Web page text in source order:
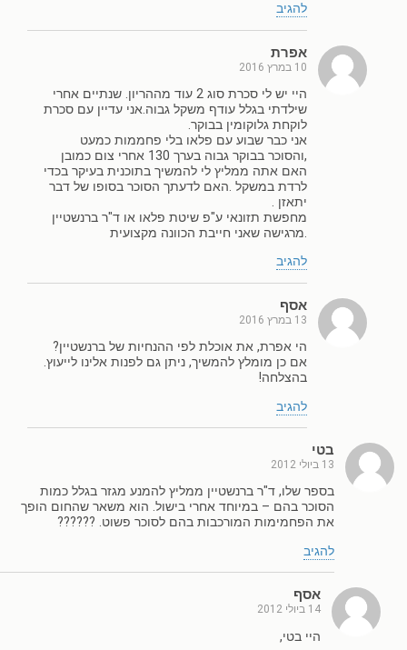
להגיב
אפרת
10 במרץ 2016
היי יש לי סכרת סוג 2 עוד מההריון. שנתיים אחרי
שילדתי בגלל עודף משקל גבוה.אני עדיין עם סכרת
לוקחת גלוקומין בבוקר.
אני כבר שבוע עם פלאו בלי פחממות כמעט
,והסוכר בבוקר גבוה בערך 130 אחרי צום כמובן
האם אתה ממליץ לי להמשיך בתוכנית בעיקר בכדי
לרדת במשקל .האם לדעתך הסוכר בסופו של דבר
יתאזן .
מחפשת תזונאי ע"פ שיטת פלאו או ד"ר ברנשטיין
.מרגישה שאני חייבת הכוונה מקצועית
להגיב
אסף
13 במרץ 2016
הי אפרת, את אוכלת לפי ההנחיות של ברנשטיין?
אם כן מומלץ להמשיך, ניתן גם לפנות אלינו לייעוץ.
בהצלחה!
להגיב
בטי
13 ביולי 2012
בספר שלו, ד"ר ברנשטיין ממליץ להמנע מגזר בגלל כמות
הסוכר בהם – במיוחד אחרי בישול. הוא משאר שהחום הופך
את הפחמימות המורכבות בהם לסוכר פשוט. ??????
להגיב
אסף
14 ביולי 2012
היי בטי,